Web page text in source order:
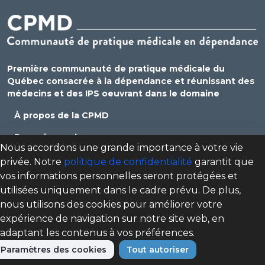
Première communauté de pratique médicale du
Québec consacrée à la dépendance et réunissant des
médecins et des IPS oeuvrant dans le domaine
À propos de la CPMD
Devenir membre
Se connecter
Nous joindre
Politique de confidentialité
Direction des programmes santé mentale, dépendance
et itinérance (DPSMDI) de Santé Québec Centre-Sud-de-
l'Île-de-Montréal – Universitaire
Nous accordons une grande importance à votre vie
privée. Notre politique de confidentialité garantit que
vos informations personnelles seront protégées et
utilisées uniquement dans le cadre prévu. De plus,
nous utilisons des cookies pour améliorer votre
expérience de navigation sur notre site web, en
adaptant les contenus à vos préférences.
Paramètres des cookies Tout autoriser